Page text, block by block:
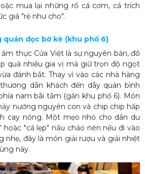
mua lại những rổ cá cơm, cá trích
giá "rẻ như cho".
quán dọc bờ kè (khu phố 6)
thực Cửa Việt là sự nguyên bản, đồ
quá nhiều gia vị mà giữ trọn độ ngọt
đánh bắt. Thay vì vào các nhà hàng
dẫn khách đến dãy quán bình
nam bãi tắm (gần khu phố 6). Món
nướng nguyên con và chip chip hấp
cay nồng. Một mẹo nhỏ cho dân du
hoặc "cá lẹp" nấu cháo nén nếu đi vào
nhẹ, đây là món giải rượu và giải nhiệt
này.